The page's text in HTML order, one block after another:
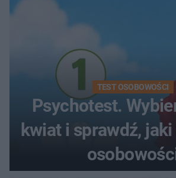
TEST OSOBOWOŚCI
Psychotest.
kwiat i sprawdź,